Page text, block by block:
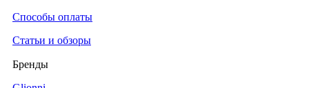
Способы оплаты
Статьи и обзоры
Бренды